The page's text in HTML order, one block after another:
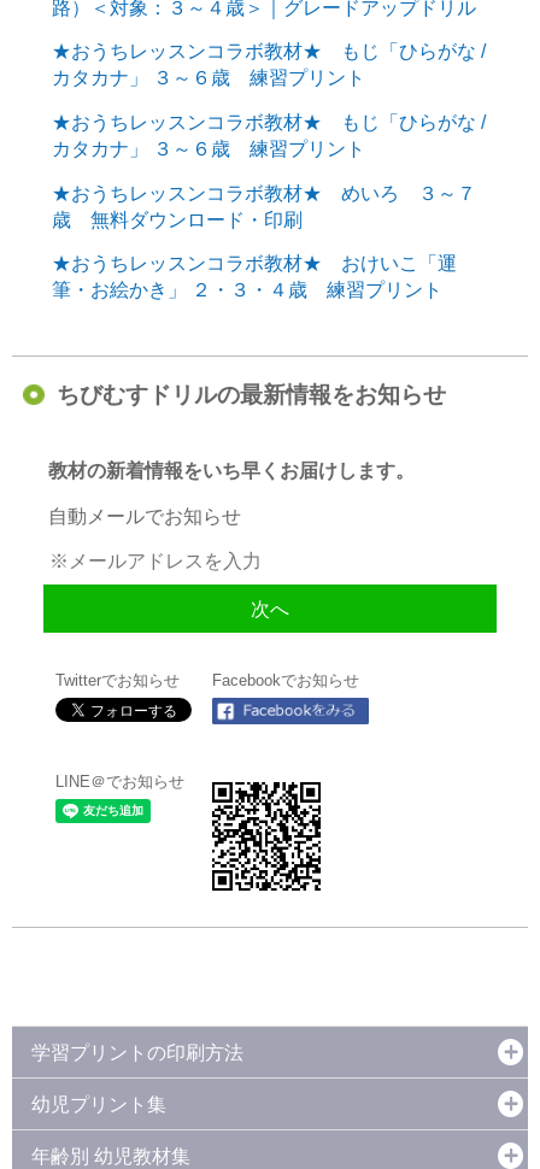
路）＜対象：３～４歳＞｜グレードアップドリル
★おうちレッスンコラボ教材★ もじ「ひらがな /
カタカナ」 ３～６歳 練習プリント
★おうちレッスンコラボ教材★ もじ「ひらがな /
カタカナ」 ３～６歳 練習プリント
★おうちレッスンコラボ教材★ めいろ ３～７
歳 無料ダウンロード・印刷
★おうちレッスンコラボ教材★ おけいこ「運
筆・お絵かき」 ２・３・４歳 練習プリント
ちびむすドリルの最新情報をお知らせ
教材の新着情報をいち早くお届けします。
自動メールでお知らせ
Twitterでお知らせ Facebookでお知らせ
LINE＠でお知らせ
学習プリントの印刷方法
幼児プリント集
年齢別 幼児教材集